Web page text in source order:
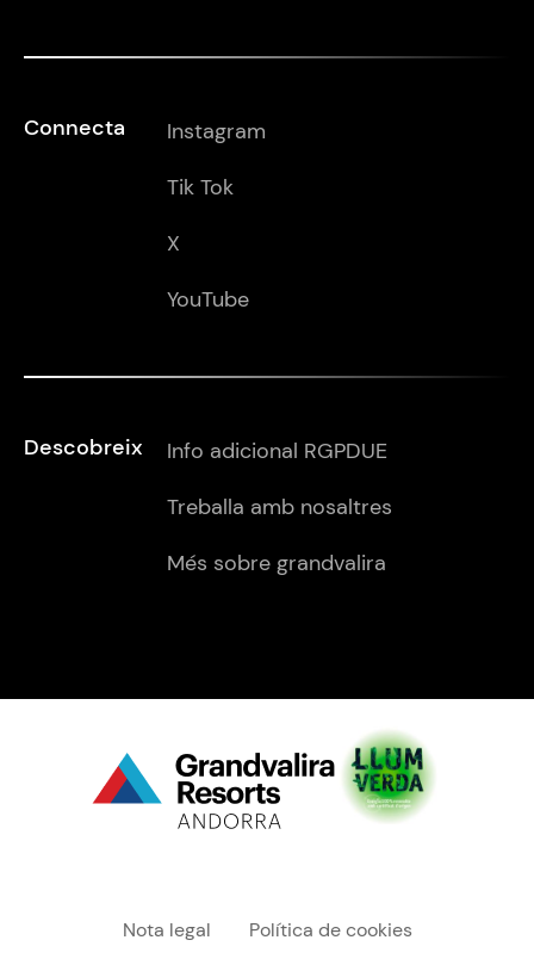
Connecta
Instagram
Tik Tok
X
YouTube
Descobreix
Info adicional RGPDUE
Treballa amb nosaltres
Més sobre grandvalira
Menú "legal"
Nota legal Política de cookies